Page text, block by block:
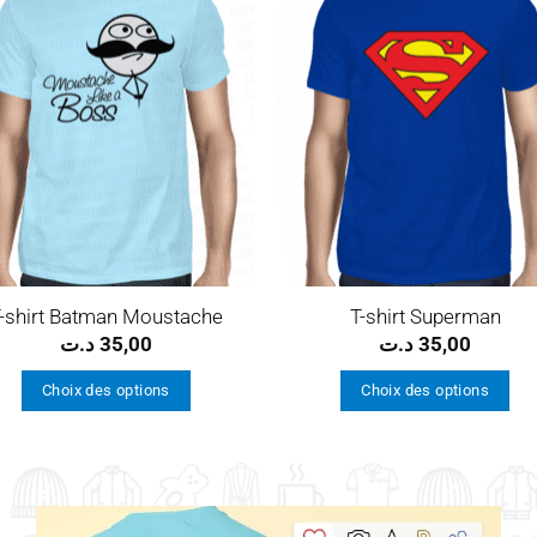
Ajouter
wishlist
shirt Batman Moustache
35,00 د.ت
Choix des options
plusieurs
T-shirt Superman
35,00 د.ت
Choix des options
plusieurs